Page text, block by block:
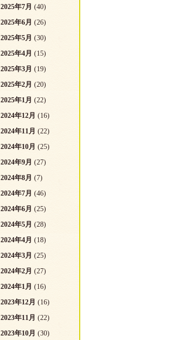
2025年7月 (40)
2025年6月 (26)
2025年5月 (30)
2025年4月 (15)
2025年3月 (19)
2025年2月 (20)
2025年1月 (22)
2024年12月 (16)
2024年11月 (22)
2024年10月 (25)
2024年9月 (27)
2024年8月 (7)
2024年7月 (46)
2024年6月 (25)
2024年5月 (28)
2024年4月 (18)
2024年3月 (25)
2024年2月 (27)
2024年1月 (16)
2023年12月 (16)
2023年11月 (22)
2023年10月 (30)